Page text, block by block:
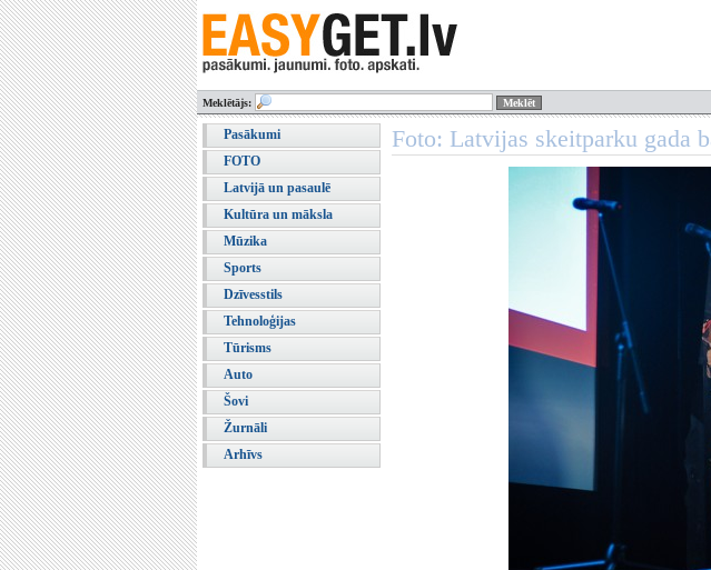
Meklētājs:
Pasākumi
FOTO
Latvijā un pasaulē
Kultūra un māksla
Mūzika
Sports
Dzīvesstils
Tehnoloģijas
Tūrisms
Auto
Šovi
Žurnāli
Arhīvs
Foto: Latvijas skeitparku gada